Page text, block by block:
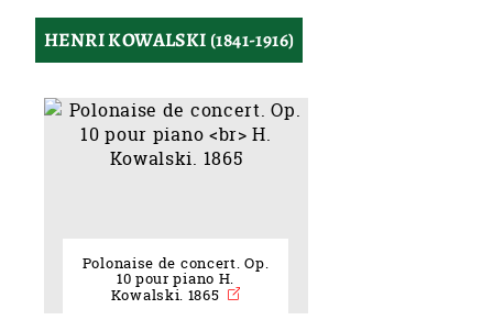
HENRI KOWALSKI (1841-1916)
Polonaise de concert. Op.
10 pour piano H.
Kowalski. 1865